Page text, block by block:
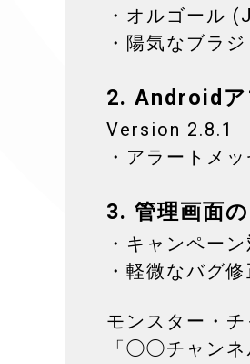
・オルゴール
・陽気なブラ
2. Androidア
Version 2.8.1
・アラートメ
3. 管理画面の
・キャンペー
・軽微なバグ
モンスター・
「◯◯チャンネ